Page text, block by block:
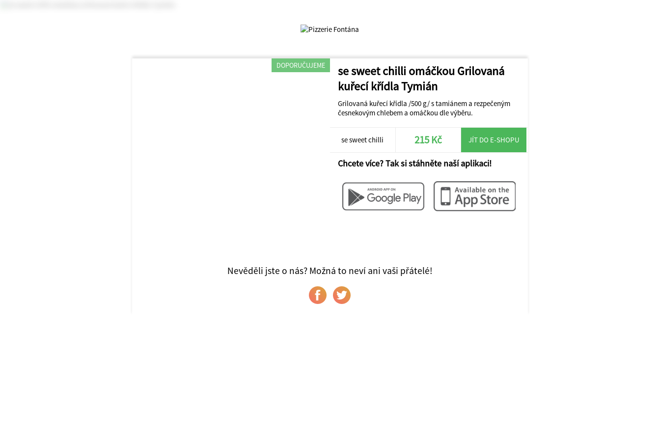
DOPORUČUJEME
se sweet chilli omáčkou Grilovaná
kuřecí křídla Tymián
Grilovaná kuřecí křídla /500 g/ s tamiánem a rezpečeným
česnekovým chlebem a omáčkou dle výběru.
se sweet chilli
omáčkou
215 Kč JÍT DO E-SHOPU
Chcete více? Tak si stáhněte naší aplikaci!
Nevěděli jste o nás? Možná to neví ani vaši přátelé!